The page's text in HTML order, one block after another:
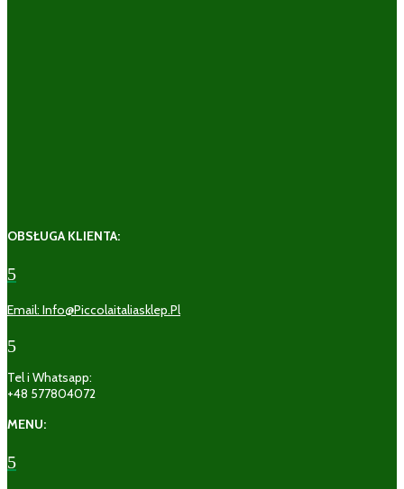
OBSŁUGA KLIENTA:
5
Email: Info@piccolaitaliasklep.pl
5
Tel i Whatsapp:
+48 577804072
MENU:
5